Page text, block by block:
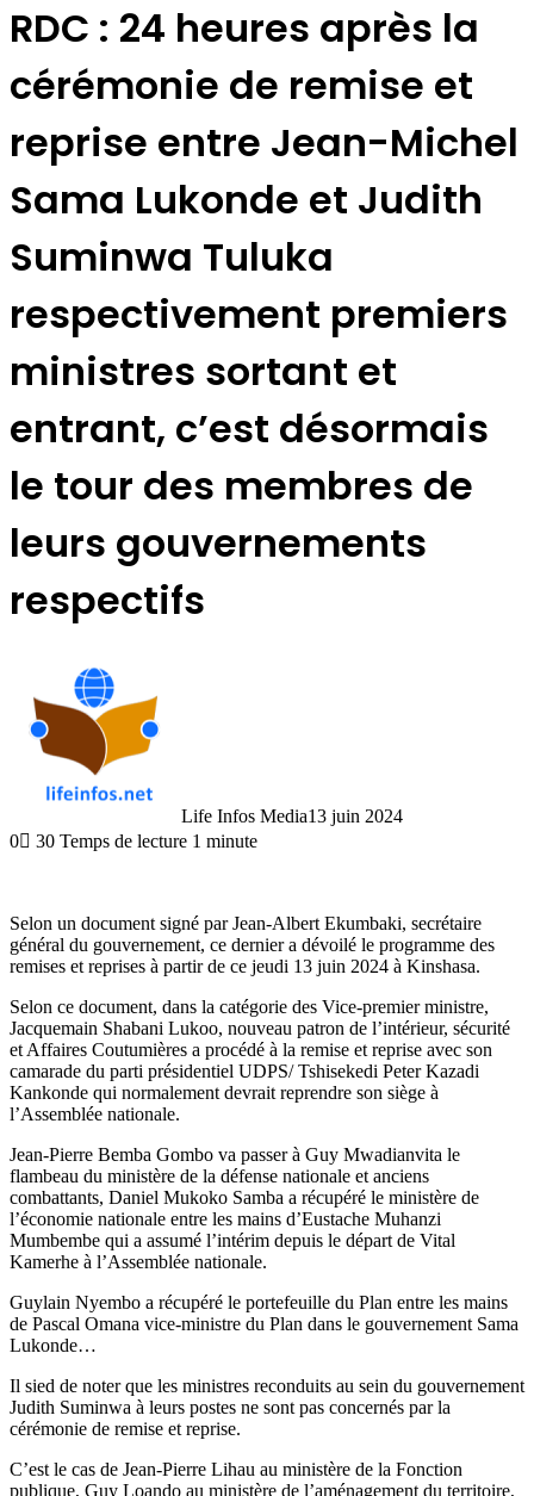
RDC : 24 heures après la
cérémonie de remise et
reprise entre Jean-Michel
Sama Lukonde et Judith
Suminwa Tuluka
respectivement premiers
ministres sortant et
entrant, c’est désormais
le tour des membres de
leurs gouvernements
respectifs
Life Infos Media13 juin 2024
0
30 Temps de lecture 1 minute
Selon un document signé par Jean-Albert Ekumbaki, secrétaire
général du gouvernement, ce dernier a dévoilé le programme des
remises et reprises à partir de ce jeudi 13 juin 2024 à Kinshasa.
Selon ce document, dans la catégorie des Vice-premier ministre,
Jacquemain Shabani Lukoo, nouveau patron de l’intérieur, sécurité
et Affaires Coutumières a procédé à la remise et reprise avec son
camarade du parti présidentiel UDPS/ Tshisekedi Peter Kazadi
Kankonde qui normalement devrait reprendre son siège à
l’Assemblée nationale.
Jean-Pierre Bemba Gombo va passer à Guy Mwadianvita le
flambeau du ministère de la défense nationale et anciens
combattants, Daniel Mukoko Samba a récupéré le ministère de
l’économie nationale entre les mains d’Eustache Muhanzi
Mumbembe qui a assumé l’intérim depuis le départ de Vital
Kamerhe à l’Assemblée nationale.
Guylain Nyembo a récupéré le portefeuille du Plan entre les mains
de Pascal Omana vice-ministre du Plan dans le gouvernement Sama
Lukonde…
Il sied de noter que les ministres reconduits au sein du gouvernement
Judith Suminwa à leurs postes ne sont pas concernés par la
cérémonie de remise et reprise.
C’est le cas de Jean-Pierre Lihau au ministère de la Fonction
publique, Guy Loando au ministère de l’aménagement du territoire,